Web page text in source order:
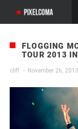
FLOGGING
TOUR 2013
cliff · November 26, 2013